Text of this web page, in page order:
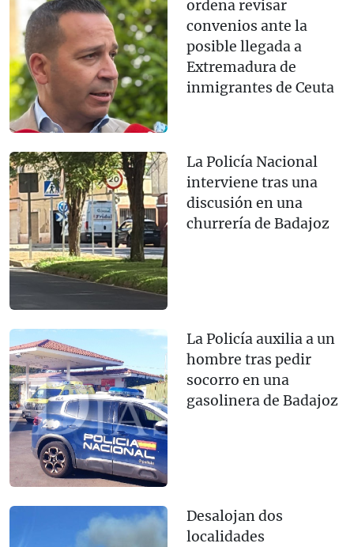
ordena revisar
convenios ante la
posible llegada a
Extremadura de
inmigrantes de Ceuta
La Policía Nacional
interviene tras una
discusión en una
churrería de Badajoz
La Policía auxilia a un
hombre tras pedir
socorro en una
gasolinera de Badajoz
Desalojan dos
localidades